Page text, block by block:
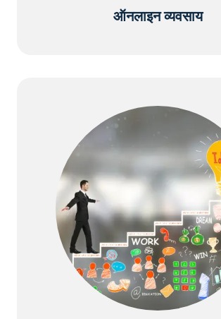
ऑनलाइन व्यवसाय